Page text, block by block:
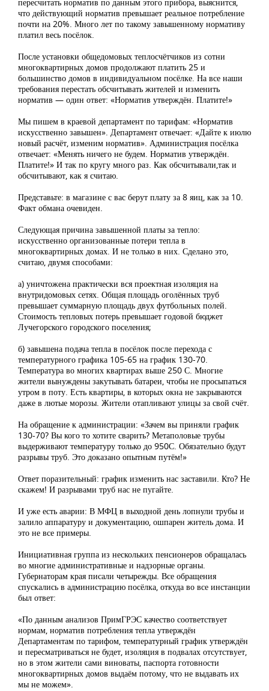
пересчитать норматив по данным этого прибора, выяснится,
что действующий норматив превышает реальное потребление
почти на 20%. Много лет по такому завышенному нормативу
платил весь посёлок.
После установки общедомовых теплосчётчиков из сотни
многоквартирных домов продолжают платить 25 и
большинство домов в индивидуальном посёлке. На все наши
требования перестать обсчитывать жителей и изменить
норматив — один ответ: «Норматив утверждён. Платите!»
Мы пишем в краевой департамент по тарифам: «Норматив
искусственно завышен». Департамент отвечает: «Дайте к июлю
новый расчёт, изменим норматив». Администрация посёлка
отвечает: «Менять ничего не будем. Норматив утверждён.
Платите!» И так по кругу много раз. Как обсчитывали,так и
обсчитывают, как я считаю.
Представьте: в магазине с вас берут плату за 8 яиц, как за 10.
Факт обмана очевиден.
Следующая причина завышенной платы за тепло:
искусственно организованные потери тепла в
многоквартирных домах. И не только в них. Сделано это,
считаю, двумя способами:
а) уничтожена практически вся проектная изоляция на
внутридомовых сетях. Общая площадь оголённых труб
превышает суммарную площадь двух футбольных полей.
Стоимость тепловых потерь превышает годовой бюджет
Лучегорского городского поселения;
б) завышена подача тепла в посёлок после перехода с
температурного графика 105-65 на график 130-70.
Температура во многих квартирах выше 250 С. Многие
жители вынуждены закутывать батареи, чтобы не просыпаться
утром в поту. Есть квартиры, в которых окна не закрываются
даже в лютые морозы. Жители отапливают улицы за свой счёт.
На обращение к администрации: «Зачем вы приняли график
130-70? Вы кого то хотите сварить? Метаполовые трубы
выдерживают температуру только до 950С. Обязательно будут
разрывы труб. Это доказано опытным путём!»
Ответ поразительный: график изменить нас заставили. Кто? Не
скажем! И разрывами труб нас не пугайте.
И уже есть аварии: В МФЦ в выходной день лопнули трубы и
залило аппаратуру и документацию, ошпарен житель дома. И
это не все примеры.
Инициативная группа из нескольких пенсионеров обращалась
во многие административные и надзорные органы.
Губернаторам края писали четырежды. Все обращения
спускались в администрацию посёлка, откуда во все инстанции
был ответ:
«По данным анализов ПримГРЭС качество соответствует
нормам, норматив потребления тепла утверждён
Департаментам по тарифом, температурный график утверждён
и пересматриваться не будет, изоляция в подвалах отсутствует,
но в этом жители сами виноваты, паспорта готовности
многоквартирных домов выдаём потому, что не выдавать их
мы не можем».